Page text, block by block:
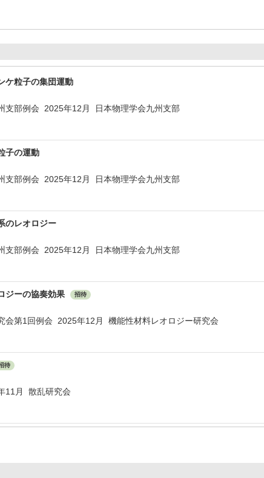
ケ粒子の集団運動
支部例会 2025年12月 日本物理学会九州支部
子の運動
支部例会 2025年12月 日本物理学会九州支部
のレオロジー
支部例会 2025年12月 日本物理学会九州支部
ジーの協奏効果 招待
会第1回例会 2025年12月 機能性材料レオロジー研究会
待
11月 散乱研究会